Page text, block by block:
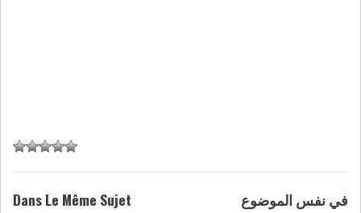
Dans Le Même Sujet في نفس الموضوع